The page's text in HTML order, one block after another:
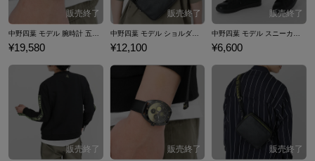
中野四葉 モデル 腕時計 五等分の花嫁∬
¥19,580
中野四葉 モデル ショルダーバッグ 五等分の花嫁
¥12,100
中野四葉 モデル スニーカー 五等分の花嫁
¥6,600